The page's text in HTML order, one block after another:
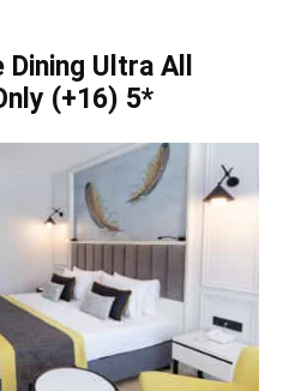
Dining Ultra All
(+16) 5*